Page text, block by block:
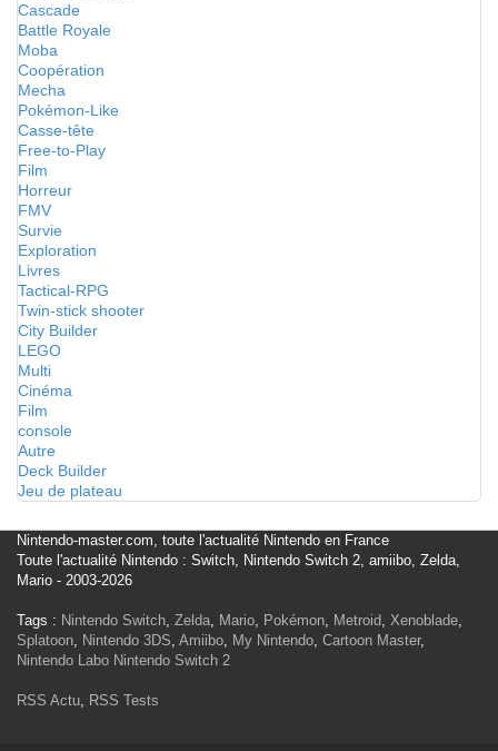
Cascade
Battle Royale
Moba
Coopération
Mecha
Pokémon-Like
Casse-tête
Free-to-Play
Film
Horreur
FMV
Survie
Exploration
Livres
Tactical-RPG
Twin-stick shooter
City Builder
LEGO
Multi
Cinéma
Film
console
Autre
Deck Builder
Jeu de plateau
Nintendo-master.com, toute l'actualité Nintendo en France
Toute l'actualité Nintendo : Switch, Nintendo Switch 2, amiibo, Zelda,
Mario - 2003-2026
Tags : Nintendo Switch, Zelda, Mario, Pokémon, Metroid, Xenoblade,
Splatoon, Nintendo 3DS, Amiibo, My Nintendo, Cartoon Master,
Nintendo Labo Nintendo Switch 2
RSS Actu, RSS Tests